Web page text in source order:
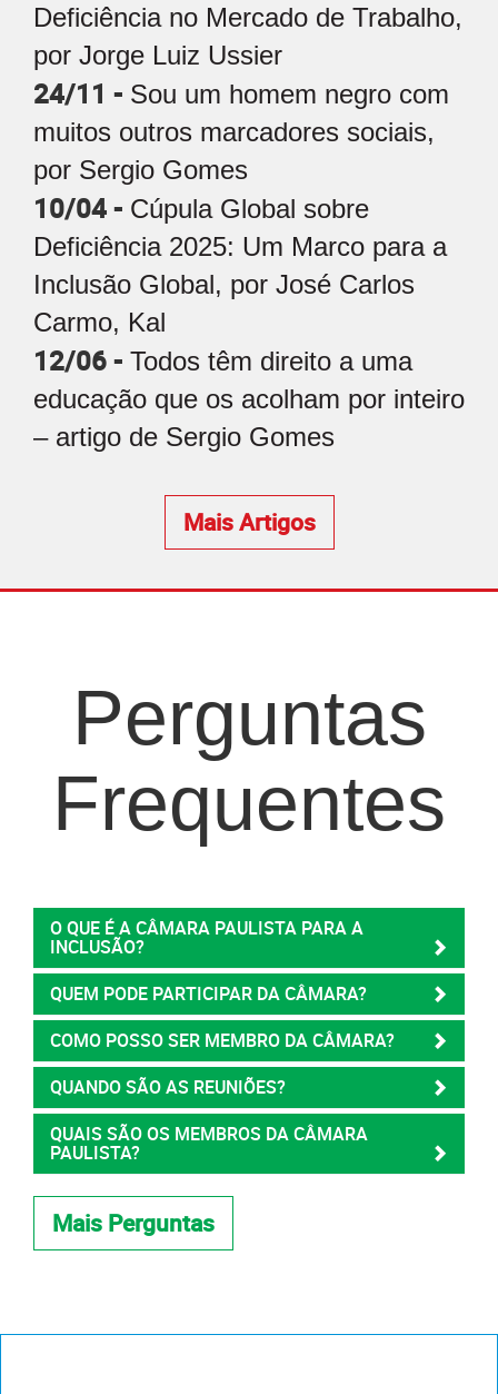
Deficiência no Mercado de Trabalho,
por Jorge Luiz Ussier
24/11 - Sou um homem negro com
muitos outros marcadores sociais,
por Sergio Gomes
10/04 - Cúpula Global sobre
Deficiência 2025: Um Marco para a
Inclusão Global, por José Carlos
Carmo, Kal
12/06 - Todos têm direito a uma
educação que os acolham por inteiro
– artigo de Sergio Gomes
Mais Artigos
Perguntas
Frequentes
O QUE É A CÂMARA PAULISTA PARA A
INCLUSÃO?
QUEM PODE PARTICIPAR DA CÂMARA?
COMO POSSO SER MEMBRO DA CÂMARA?
QUANDO SÃO AS REUNIÕES?
QUAIS SÃO OS MEMBROS DA CÂMARA
PAULISTA?
Mais Perguntas